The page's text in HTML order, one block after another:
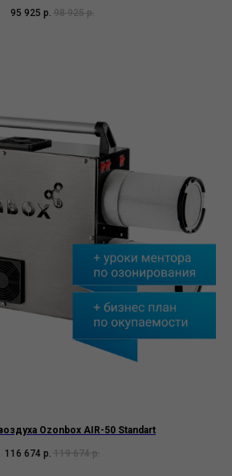
95 925 р. 98 925 р.
Ozonbox AIR-50 Standart
116 674 р. 119 674 р.